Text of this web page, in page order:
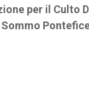
per il Culto